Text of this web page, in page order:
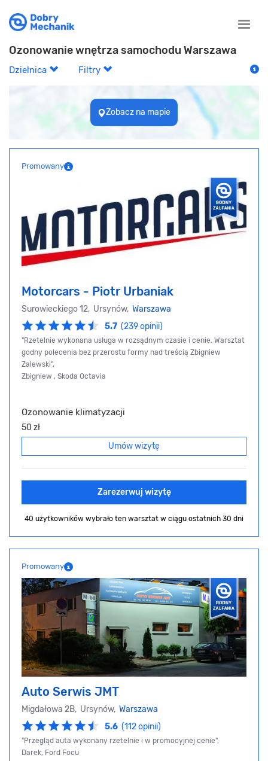
Toggle
Ozonowanie wnętrza samochodu Warszawa
Dzielnica Filtry
Zobacz na mapie
Promowany
Motorcars - Piotr Urbaniak
Surowieckiego 12, Ursynów, Warszawa
5.7 (239 opinii)
"Rzetelnie wykonana usługa w rozsądnym czasie i cenie. Warsztat
godny polecenia bez przerostu formy nad treścią Zbigniew
Zalewski",
Zbigniew , Skoda Octavia
Ozonowanie klimatyzacji
50 zł
Umów wizytę
Zarezerwuj wizytę
40 użytkowników wybrało ten warsztat w ciągu ostatnich 30 dni
Promowany
Auto Serwis JMT
Migdałowa 2B, Ursynów, Warszawa
5.6 (112 opinii)
"Przegląd auta wykonany rzetelnie i w promocyjnej cenie",
Darek, Ford Focu